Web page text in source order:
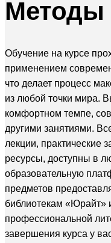
Методы
Обучение на курсе
применением
что делает процесс
из любой точки мира.
комфортном темпе,
другими занятиями.
лекции, практические
ресурсы, доступны в
образовательную
предметов
библиотекам
профессиональной
завершения курса у